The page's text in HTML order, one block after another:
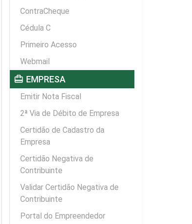
ContraCheque
Cédula C
Primeiro Acesso
Webmail
card_travel EMPRESA
Emitir Nota Fiscal
2ª Via de Débito de Empresa
Certidão de Cadastro da
Empresa
Certidão Negativa de
Contribuinte
Validar Certidão Negativa de
Contribuinte
Portal do Empreendedor